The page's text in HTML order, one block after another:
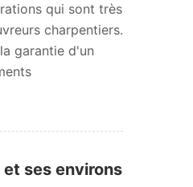
qui sont très
charpentiers.
garantie d'un
ses environs